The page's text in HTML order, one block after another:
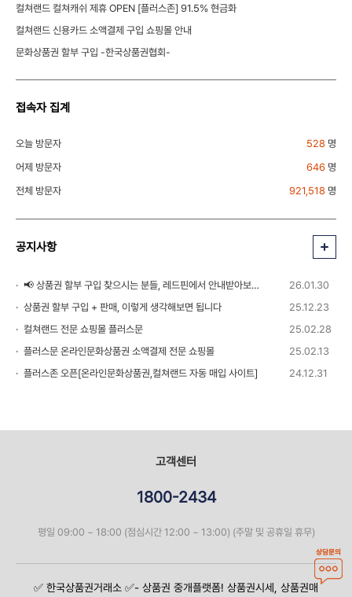
컬쳐랜드 컬쳐캐쉬 제휴 OPEN [플러스존] 91.5% 현금화
컬쳐랜드 신용카드 소액결제 구입 쇼핑몰 안내
문화상품권 할부 구입 -한국상품권협회-
접속자 집계
오늘 방문자 528 명
어제 방문자
646 명
전체 방문자
921,518 명
공지사항
📢 상품권 할부 구입 찾으시는 분들, 레드핀에서 안내받아보세요!
26.01.30
상품권 할부 구입 + 판매, 이렇게 생각해보면 됩니다
25.12.23
컬쳐랜드 전문 쇼핑몰 플러스문
25.02.28
플러스문 온라인문화상품권 소액결제 전문 쇼핑몰
25.02.13
플러스존 오픈[온라인문화상품권,컬쳐랜드 자동 매입 사이트]
24.12.31
고객센터
1800-2434
평일 09:00 ~ 18:00 (점심시간 12:00 ~ 13:00) (주말 및 공휴일 휴무)
✅️ 한국상품권거래소 ✅️- 상품권 중개플랫폼! 상품권시세, 상품권매
상담문의